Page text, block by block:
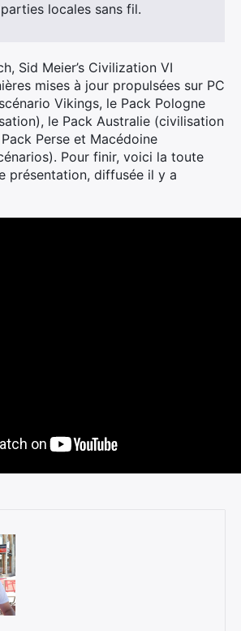
locales sans fil.
Sid Meier’s Civilization VI
mises à jour propulsées sur PC
Vikings, le Pack Pologne
le Pack Australie (civilisation
Pack Perse et Macédoine
Pour finir, voici la toute
présentation, diffusée il y a